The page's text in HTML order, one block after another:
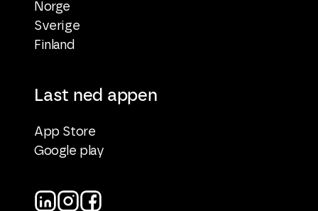
Norge
Sverige
Finland
Last ned appen
App Store
Google play